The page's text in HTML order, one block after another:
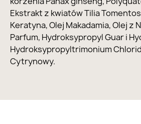
Ekstrakt z kwiatów Tilia
Keratyna, Olej Makadamia, Olej z
Parfum, Hydroksypropyl Guar i
Hydroksypropyltrimonium
Cytrynowy.